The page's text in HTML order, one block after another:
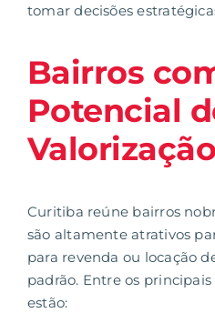
tomar decisões
Bairros
Potencial
Curitiba reúne bairros
são altamente atrativos
para revenda ou locação
padrão. Entre os
estão: